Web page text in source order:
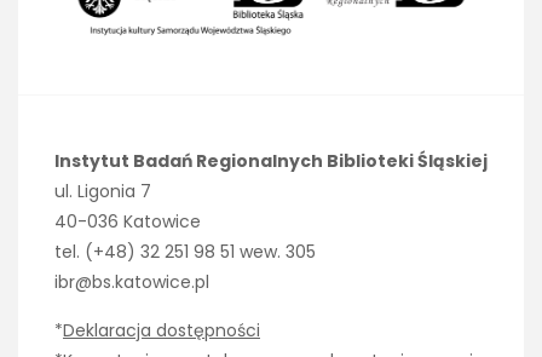
Instytut Badań Regionalnych Biblioteki Śląskiej
ul. Ligonia 7
40-036 Katowice
tel. (+48) 32 251 98 51 wew. 305
ibr@bs.katowice.pl
*Deklaracja dostępności